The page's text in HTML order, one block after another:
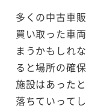
多くの中古車
買い取った車
まうかもしれ
ると場所の確
施設はあった
落ちていって